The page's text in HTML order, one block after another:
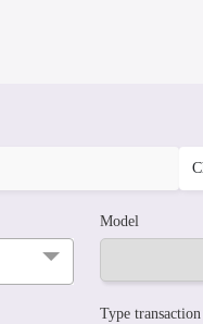
Model
Type transaction